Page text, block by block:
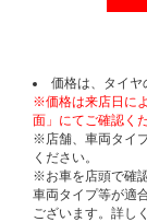
価格は、タイヤ
※価格は来店日に
面」にてご確認く
※店舗、車両タイ
ください。
※お車を店頭で確
車両タイプ等が適
ございます。詳し